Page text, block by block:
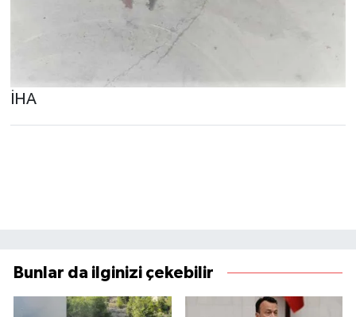
İHA
Bunlar da ilginizi çekebilir